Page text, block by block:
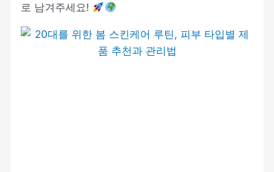
로 남겨주세요!